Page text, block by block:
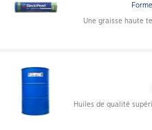
Une graisse haute
Huiles de qualité